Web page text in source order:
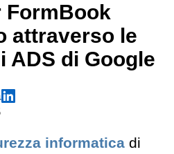
FormBook
attraverso le
ADS di Google
informatica di